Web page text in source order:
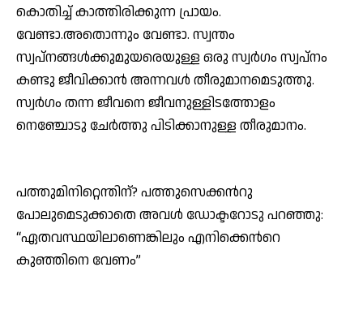
കൊതിച്ച് കാത്തിരിക്കുന്ന പ്രായം.
വേണ്ടാ.അതൊന്നും വേണ്ടാ. സ്വന്തം
സ്വപ്നങ്ങള്‍ക്കുമുയരെയുള്ള ഒരു സ്വര്‍ഗം സ്വപ്നം
കണ്ടു ജീവിക്കാന്‍ അന്നവള്‍ തീരുമാനമെടുത്തു.
സ്വര്‍ഗം തന്ന ജീവനെ ജീവനുള്ളിടത്തോളം
നെഞ്ചോടു ചേര്‍ത്തു പിടിക്കാനുള്ള തീരുമാനം.
പത്തുമിനിറ്റെന്തിന്? പത്തുസെക്കന്‍റു
പോലുമെടുക്കാതെ അവള്‍ ഡോക്ടറോടു പറഞ്ഞു:
“ഏതവസ്ഥയിലാണെങ്കിലും എനിക്കെന്‍റെ
കുഞ്ഞിനെ വേണം”